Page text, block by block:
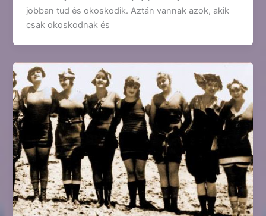
jobban tud és okoskodik. Aztán vannak azok, akik
csak okoskodnak és